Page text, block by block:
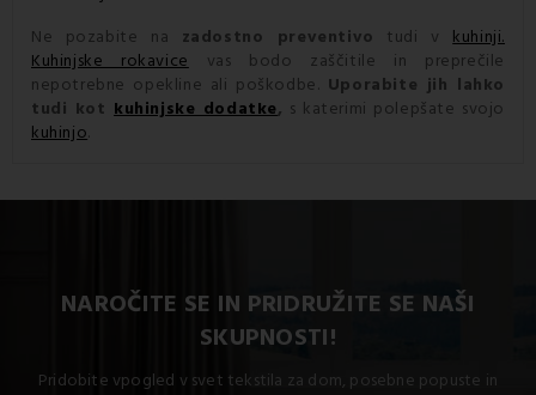
Ne pozabite na zadostno preventivo tudi v kuhinji.
Kuhinjske rokavice vas bodo zaščitile in preprečile
nepotrebne opekline ali poškodbe. Uporabite jih lahko
tudi kot kuhinjske dodatke, s katerimi polepšate svojo
kuhinjo.
NAROČITE SE IN PRIDRUŽITE SE NAŠI
SKUPNOSTI!
Pridobite vpogled v svet tekstila za dom, posebne popuste in